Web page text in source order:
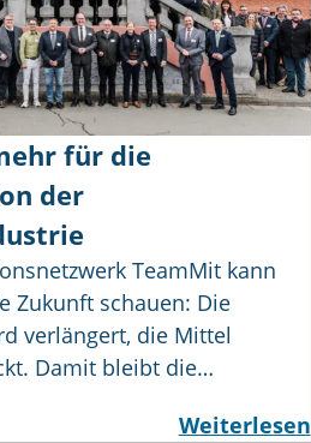
für die
der
TeamMit kann
Zukunft schauen: Die
verlängert, die Mittel
Damit bleibt die…
Weiterlesen